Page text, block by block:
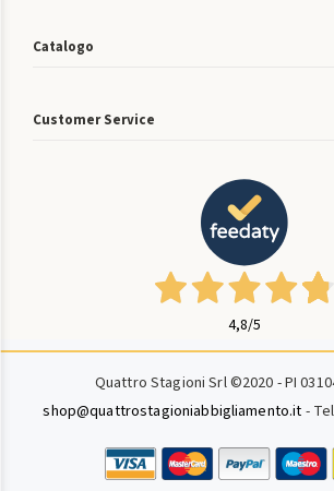
Catalogo
Customer Service
4,8/5
Quattro Stagioni Srl ©2020 - PI
shop@quattrostagioniabbigliamento.it -